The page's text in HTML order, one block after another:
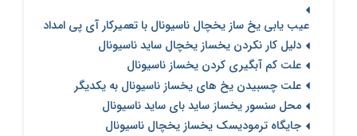
عیب یابی یخ ساز یخچال ناسیونال با تعمیرکار آی پی امداد
دلیل کار نکردن یخساز یخچال ساید ناسیونال
علت کم آبگیری کردن یخساز ناسیونال
علت چسبیدن یخ های یخساز ناسیونال به یکدیگر
محل سنسور یخساز ساید بای ساید ناسیونال
جایگاه ترمودیسک یخساز یخچال ناسیونال